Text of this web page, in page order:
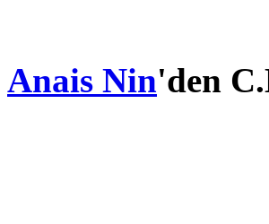
Anais Nin'den